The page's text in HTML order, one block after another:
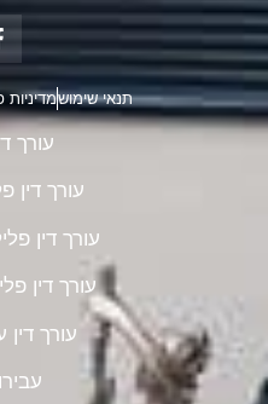
תנאי שימושמדיניות
עורך
עורך דין
עורך דין
עורך דין
עורך דין